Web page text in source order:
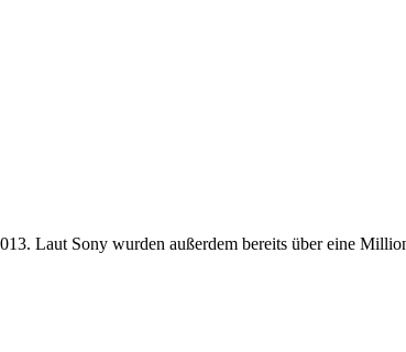
Laut Sony wurden außerdem bereits über eine